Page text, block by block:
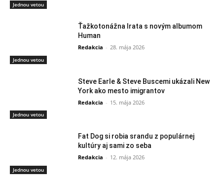
Jednou vetou
Jednou vetou
Ťažkotonážna Irata s novým albumom
Human
Redakcia - 28. mája 2026
Jednou vetou
Steve Earle & Steve Buscemi ukázali New
York ako mesto imigrantov
Redakcia - 15. mája 2026
Jednou vetou
Fat Dog si robia srandu z populárnej
kultúry aj sami zo seba
Redakcia - 12. mája 2026